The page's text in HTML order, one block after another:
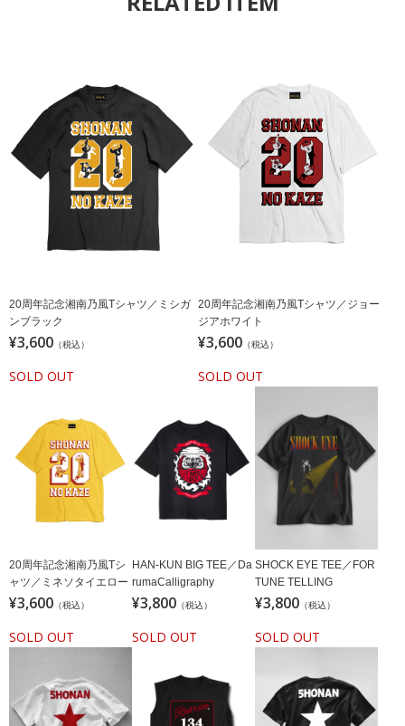
20周年記念湘南乃風Tシャツ／ミシガ
ンブラック
¥3,600 （税込）
SOLD OUT
20周年記念湘南乃風Tシャツ／ジョー
ジアホワイト
¥3,600 （税込）
SOLD OUT
20周年記念湘南乃風Tシ
ャツ／ミネソタイエロー
¥3,600 （税込）
SOLD OUT
HAN-KUN BIG TEE／Da
rumaCalligraphy
¥3,800 （税込）
SOLD OUT
SHOCK EYE TEE／FOR
TUNE TELLING
¥3,800 （税込）
SOLD OUT